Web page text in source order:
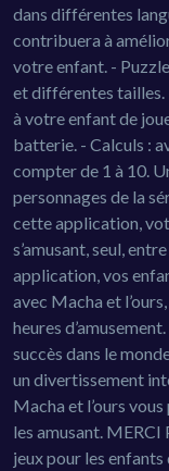
dans différentes
contribuera à
votre enfant. -
et différentes tailles.
à votre enfant de
batterie. - Calculs :
compter de 1 à 10.
personnages de la
cette application,
s’amusant, seul,
application, vos
avec Macha et
heures
succès dans le
un divertissement
Macha et l’ours
les amusant.
jeux pour les enfants